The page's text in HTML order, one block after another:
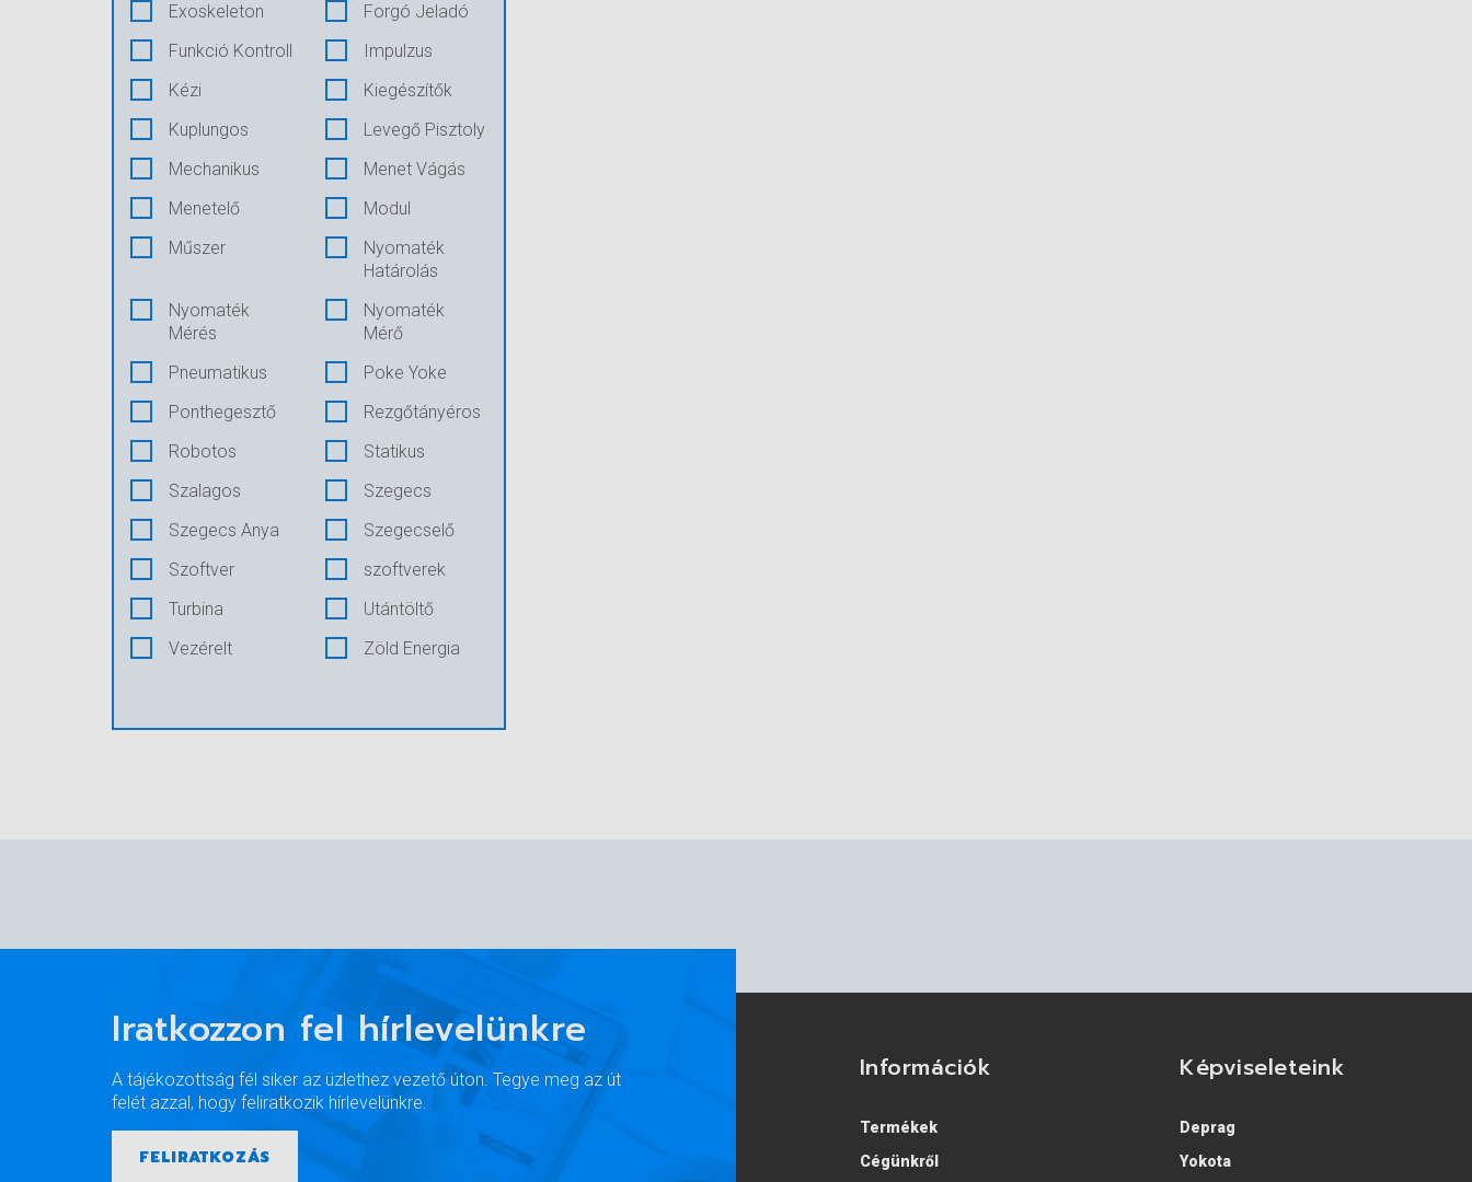
Exoskeleton
Forgó Jeladó
Funkció Kontroll
Impulzus
Kézi
Kiegészítők
Kuplungos
Levegő Pisztoly
Mechanikus
Menet Vágás
Menetelő
Modul
Műszer
Nyomaték
Határolás
Nyomaték
Mérés
Nyomaték
Mérő
Pneumatikus
Poke Yoke
Ponthegesztő
Rezgőtányéros
Robotos
Statikus
Szalagos
Szegecs
Szegecs Anya
Szegecselő
Szoftver
szoftverek
Turbina
Utántöltő
Vezérelt
Zöld Energia
Iratkozzon fel hírlevelünkre
A tájékozottság fél siker az üzlethez vezető úton. Tegye meg az út
felét azzal, hogy feliratkozik hírlevelünkre.
FELIRATKOZÁS
Információk
Termékek
Cégünkről
Képviseleteink
Deprag
Yokota